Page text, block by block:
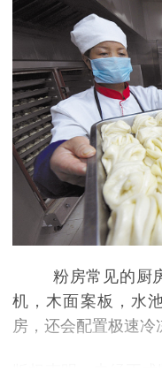
粉房常见的厨房
机，木面案板，水
房，还会配置极速冷